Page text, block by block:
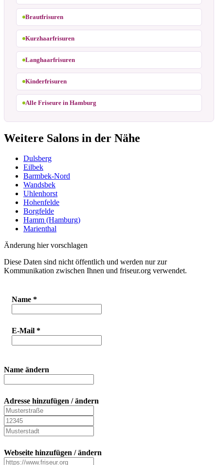
Brautfrisuren
Kurzhaarfrisuren
Langhaarfrisuren
Kinderfrisuren
Alle Friseure in Hamburg
Weitere Salons in der Nähe
Dulsberg
Eilbek
Barmbek-Nord
Wandsbek
Uhlenhorst
Hohenfelde
Borgfelde
Hamm (Hamburg)
Marienthal
Änderung hier vorschlagen
Diese Daten sind nicht öffentlich und werden nur zur
Kommunikation zwischen Ihnen und friseur.org verwendet.
Name *
E-Mail *
Name ändern
Adresse hinzufügen / ändern
Webseite hinzufügen / ändern